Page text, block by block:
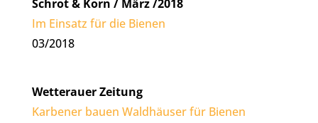
Schrot & Korn / März /2018
Im Einsatz für die Bienen
03/2018
Wetterauer Zeitung
Karbener bauen Waldhäuser für Bienen